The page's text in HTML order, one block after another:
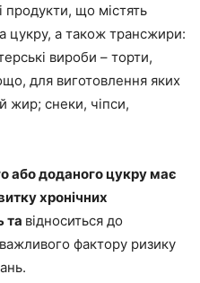
продукти, що містять
цукру, а також трансжири:
вироби – торти,
для виготовлення яких
жир; снеки, чіпси,
або доданого цукру має
хронічних
та відноситься до
фактору ризику